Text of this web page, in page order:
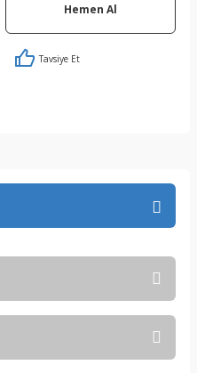
Hemen Al
Tavsiye Et